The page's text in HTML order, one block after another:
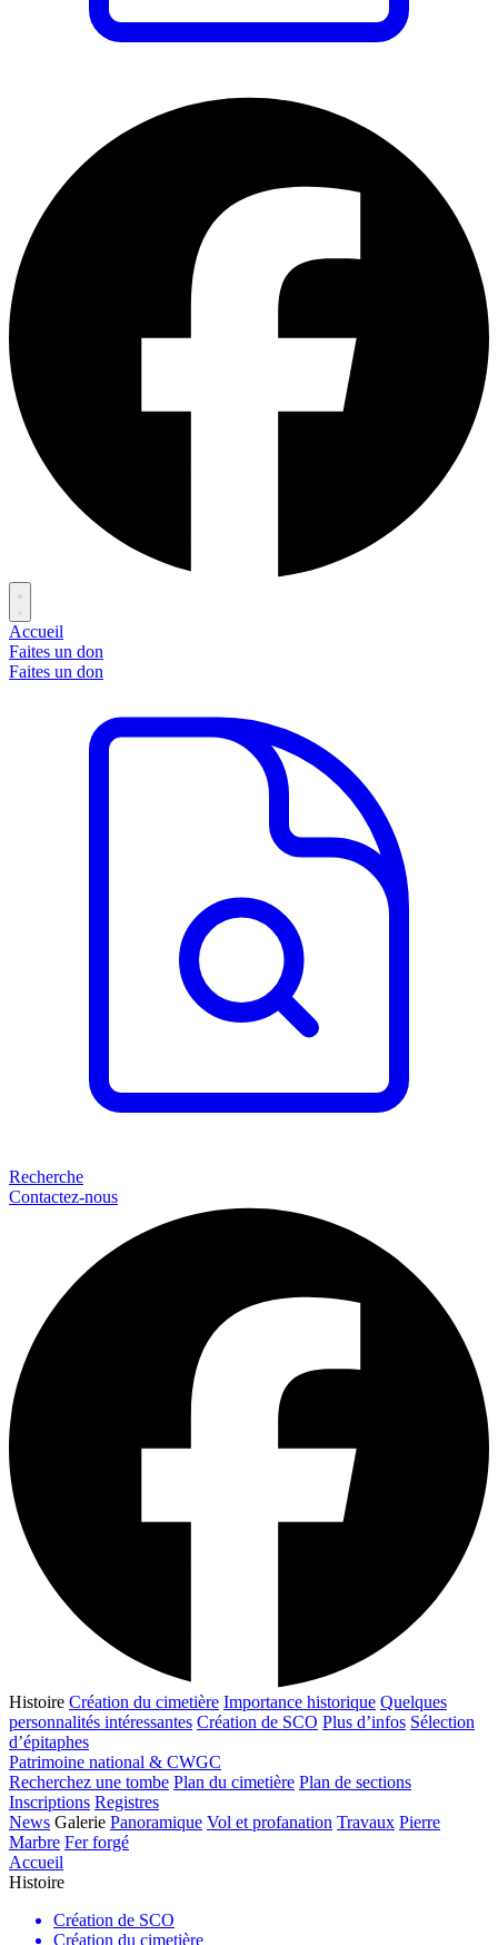
Accueil
Faites un don
Faites un don
Recherche
Contactez-nous
Histoire Création du cimetière Importance historique Quelques
personnalités intéressantes Création de SCO Plus d’infos Sélection
d’épitaphes
Patrimoine national & CWGC
Recherchez une tombe Plan du cimetière Plan de sections
Inscriptions Registres
News Galerie Panoramique Vol et profanation Travaux Pierre
Marbre Fer forgé
Accueil
Histoire
Création de SCO
Création du cimetière